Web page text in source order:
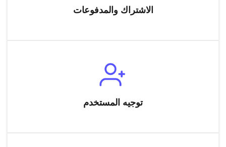
الاشتراك والمدفوعات
توجيه المستخدم